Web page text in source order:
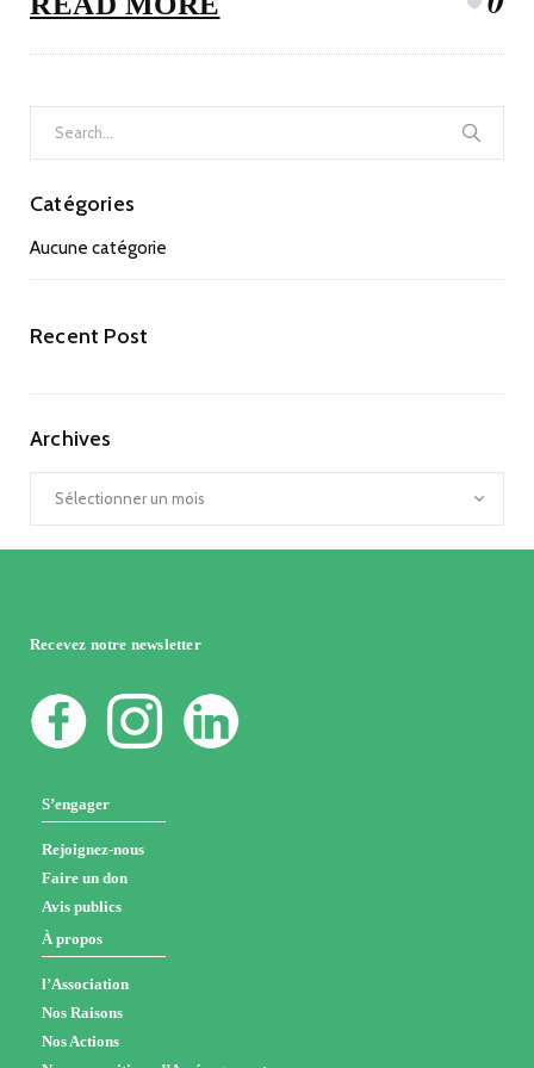
Catégories
Aucune catégorie
Recent Post
Archives
Recevez notre newsletter
S’engager
Rejoignez-nous
Faire un don
Avis publics
À propos
l’Association
Nos Raisons
Nos Actions